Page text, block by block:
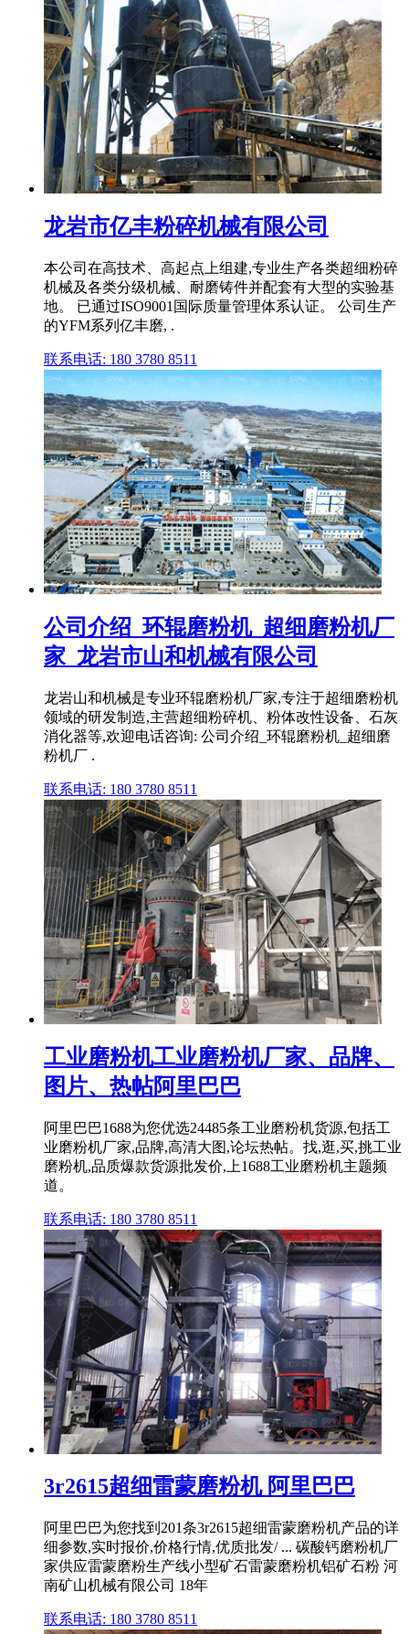
龙岩市亿丰粉碎机械有限公司
本公司在高技术、高起点上组建,专业生产各类超细粉碎
机械及各类分级机械、耐磨铸件并配套有大型的实验基
地。 已通过ISO9001国际质量管理体系认证。 公司生产
的YFM系列亿丰磨, .
联系电话: 180 3780 8511
公司介绍_环辊磨粉机_超细磨粉机厂
家_龙岩市山和机械有限公司
龙岩山和机械是专业环辊磨粉机厂家,专注于超细磨粉机
领域的研发制造,主营超细粉碎机、粉体改性设备、石灰
消化器等,欢迎电话咨询: 公司介绍_环辊磨粉机_超细磨
粉机厂 .
联系电话: 180 3780 8511
工业磨粉机工业磨粉机厂家、品牌、
图片、热帖阿里巴巴
阿里巴巴1688为您优选24485条工业磨粉机货源,包括工
业磨粉机厂家,品牌,高清大图,论坛热帖。找,逛,买,挑工业
磨粉机,品质爆款货源批发价,上1688工业磨粉机主题频
道。
联系电话: 180 3780 8511
3r2615超细雷蒙磨粉机 阿里巴巴
阿里巴巴为您找到201条3r2615超细雷蒙磨粉机产品的详
细参数,实时报价,价格行情,优质批发/ ... 碳酸钙磨粉机厂
家供应雷蒙磨粉生产线小型矿石雷蒙磨粉机铝矿石粉 河
南矿山机械有限公司 18年
联系电话: 180 3780 8511